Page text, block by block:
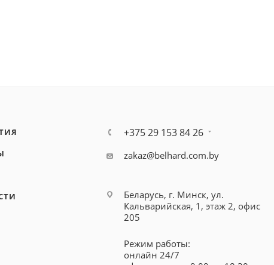
+375 29 153 84 26
zakaz@belhard.com.by
Беларусь, г. Минск, ул.
Кальварийская, 1, этаж 2, офис
205
Режим работы:
онлайн 24/7